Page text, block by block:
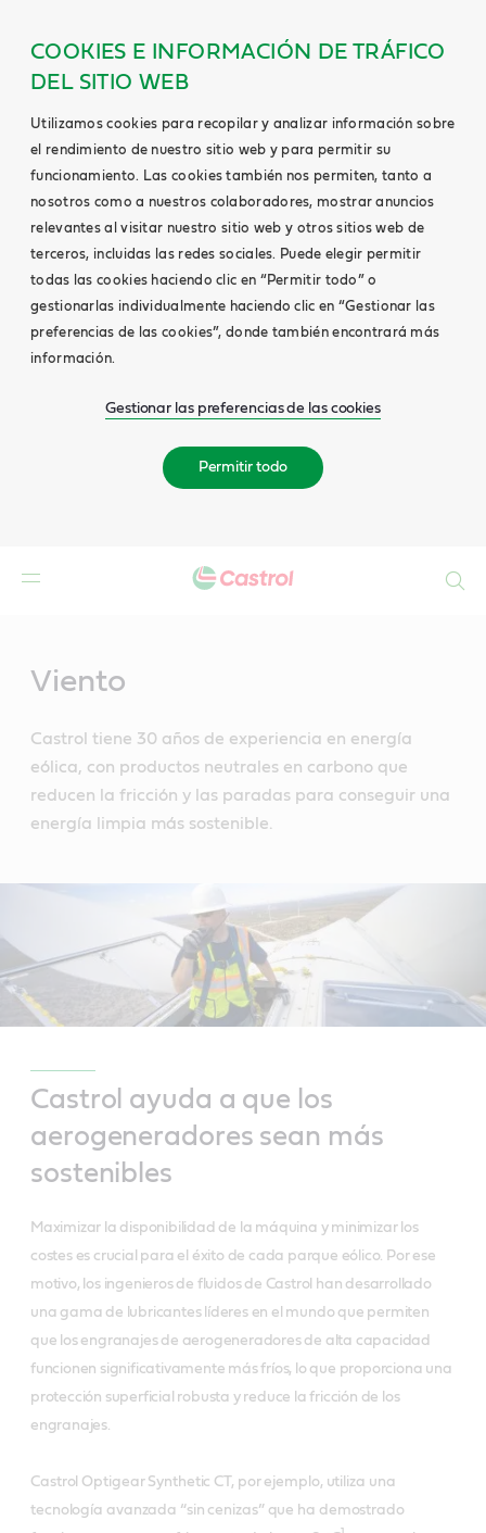
COOKIES E INFORMACIÓN DE TRÁFICO
DEL SITIO WEB
Utilizamos cookies para recopilar y analizar información sobre
el rendimiento de nuestro sitio web y para permitir su
funcionamiento. Las cookies también nos permiten, tanto a
nosotros como a nuestros colaboradores, mostrar anuncios
relevantes al visitar nuestro sitio web y otros sitios web de
terceros, incluidas las redes sociales. Puede elegir permitir
todas las cookies haciendo clic en “Permitir todo” o
gestionarlas individualmente haciendo clic en “Gestionar las
preferencias de las cookies”, donde también encontrará más
información.
Gestionar las preferencias de las cookies
Permitir todo
Viento
Castrol tiene 30 años de experiencia en energía
eólica, con productos neutrales en carbono que
reducen la fricción y las paradas para conseguir una
energía limpia más sostenible.
Castrol ayuda a que los
aerogeneradores sean más
sostenibles
Maximizar la disponibilidad de la máquina y minimizar los
costes es crucial para el éxito de cada parque eólico. Por ese
motivo, los ingenieros de fluidos de Castrol han desarrollado
una gama de lubricantes líderes en el mundo que permiten
que los engranajes de aerogeneradores de alta capacidad
funcionen significativamente más fríos, lo que proporciona una
protección superficial robusta y reduce la fricción de los
engranajes.
Castrol Optigear Synthetic CT, por ejemplo, utiliza una
tecnología avanzada “sin cenizas” que ha demostrado